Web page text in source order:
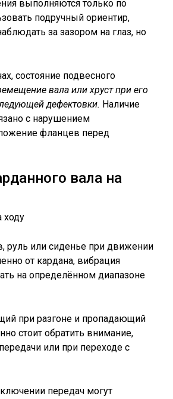
выполняются только по
подручный ориентир,
за зазором на глаз, но
состояние подвесного
вала или хруст при его
дефектовки. Наличие
с нарушением
фланцев перед
вала на
руль или сиденье при движении
от кардана, вибрация
на определённом диапазоне
при разгоне и пропадающий
стоит обратить внимание,
или при переходе с
передач могут